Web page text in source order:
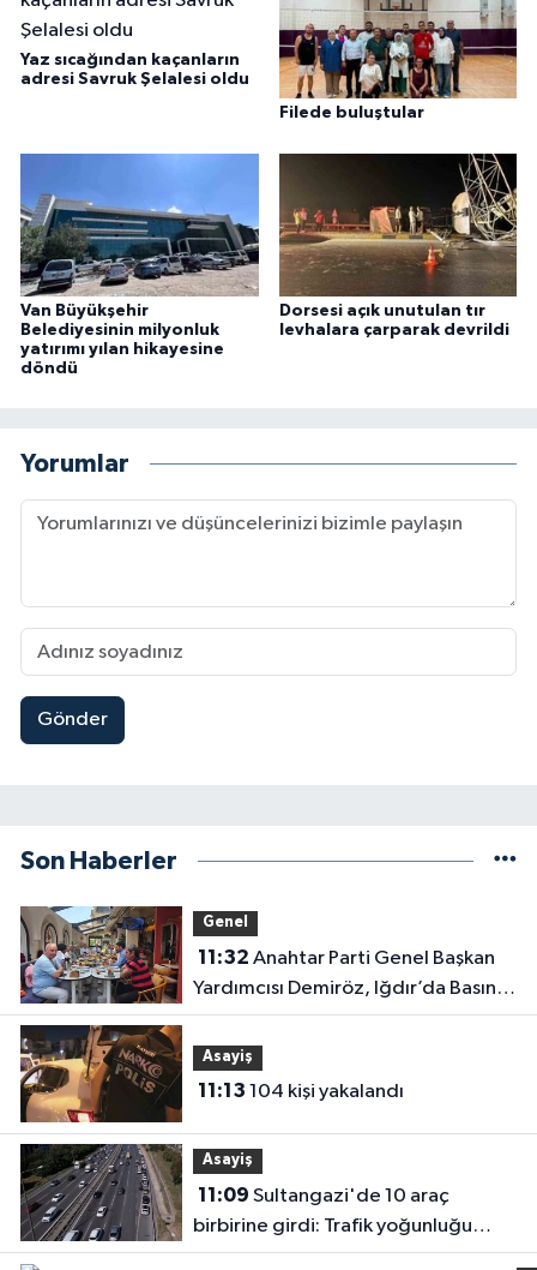
Yaz sıcağından kaçanların
adresi Savruk Şelalesi oldu
Filede buluştular
Van Büyükşehir
Belediyesinin milyonluk
yatırımı yılan hikayesine
döndü
Dorsesi açık unutulan tır
levhalara çarparak devrildi
Yorumlar
Gönder
Son Haberler
Genel
11:32
Yardımcısı Demiröz, Iğdır’da Basın
Mensuplarıyla Buluştu
Asayiş
11:13 104 kişi yakalandı
Asayiş
11:09
birbirine girdi: Trafik yoğunluğu
havadan görüntülendi